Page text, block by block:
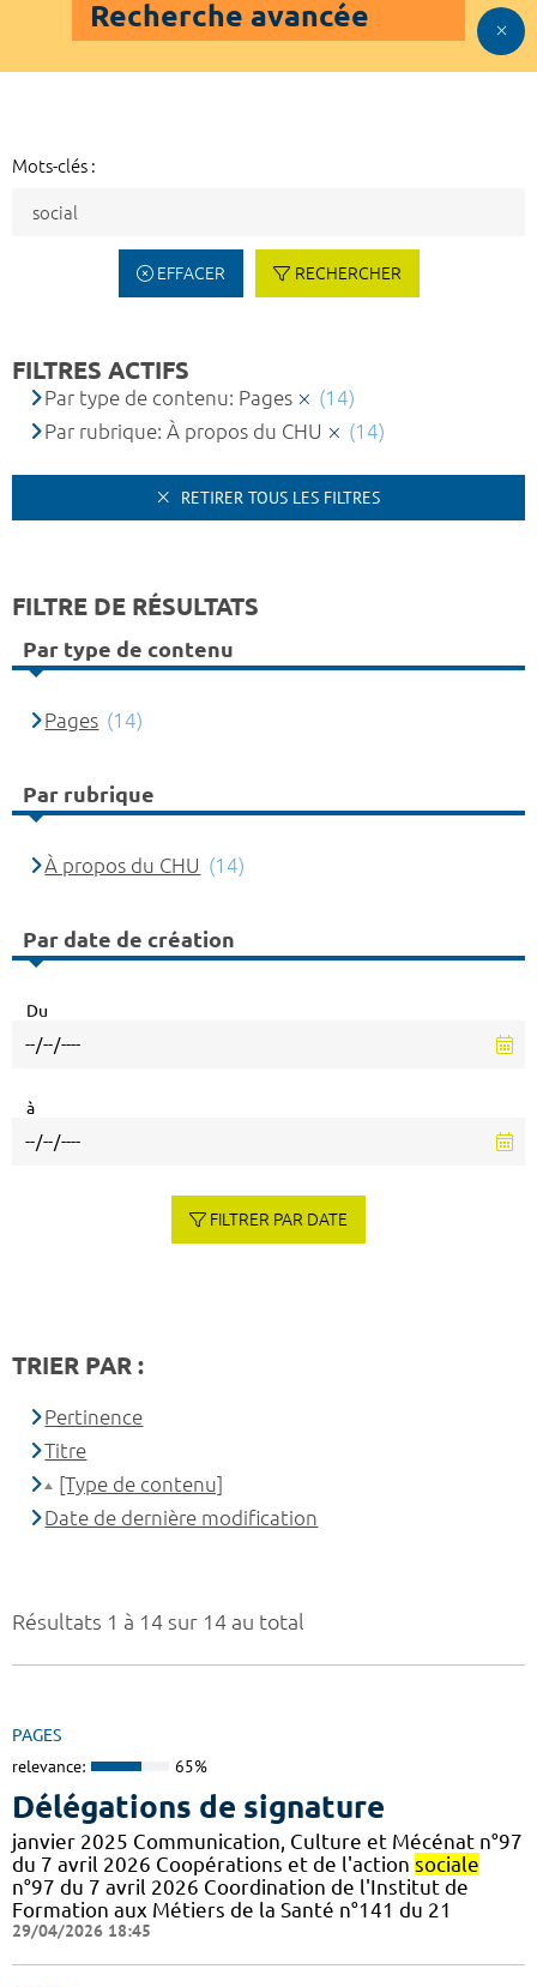
Recherche avancée
Mots-clés :
EFFACER RECHERCHER
Résultats 1 à 14 sur 14 au total
PAGES
relevance: 65%
Délégations de signature
janvier 2025 Communication, Culture et Mécénat n°97
du 7 avril 2026 Coopérations et de l'action sociale
n°97 du 7 avril 2026 Coordination de l'Institut de
Formation aux Métiers de la Santé n°141 du 21
29/04/2026 18:45
FILTRES ACTIFS
Par type de contenu: Pages
(14)
Par rubrique: À propos du CHU
(14)
RETIRER TOUS LES FILTRES
FILTRE DE RÉSULTATS
Par type de contenu
Pages (14)
Par rubrique
À propos du CHU (14)
Par date de création
Du
à
FILTRER PAR DATE
TRIER PAR :
Pertinence
Titre
[Type de contenu]
Date de dernière modification